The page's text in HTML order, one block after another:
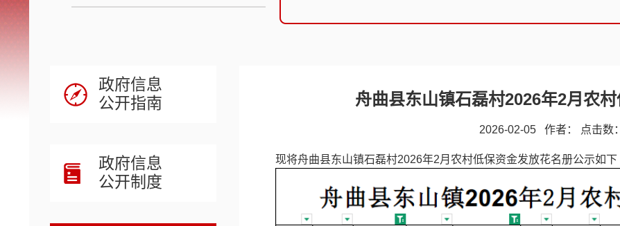
政府信息
公开指南
政府信息
公开制度
舟曲县东山镇石磊村2026年2月农
2026-02-05 作者： 点击数：
现将舟曲县东山镇石磊村2026年2月农村低保资金发放花名册公示如下